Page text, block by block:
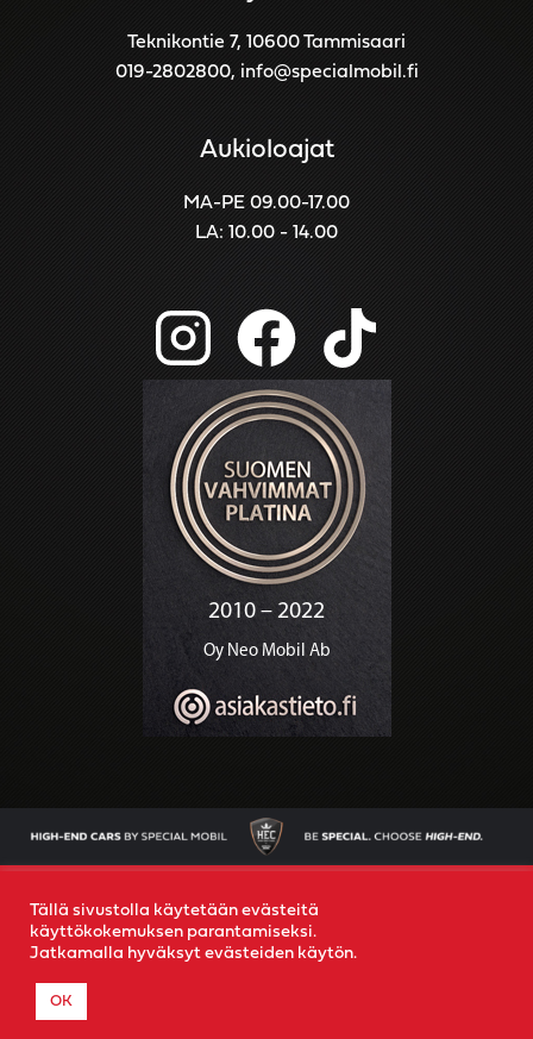
Teknikontie 7, 10600 Tammisaari
019-2802800, info@specialmobil.fi
Aukioloajat
MA-PE 09.00-17.00
LA: 10.00 - 14.00
AJONEUVOT OSTAMME AUTOSI
© 2022
Tällä sivustolla käytetään evästeitä
käyttökokemuksen parantamiseksi.
Jatkamalla hyväksyt evästeiden käytön.
OK